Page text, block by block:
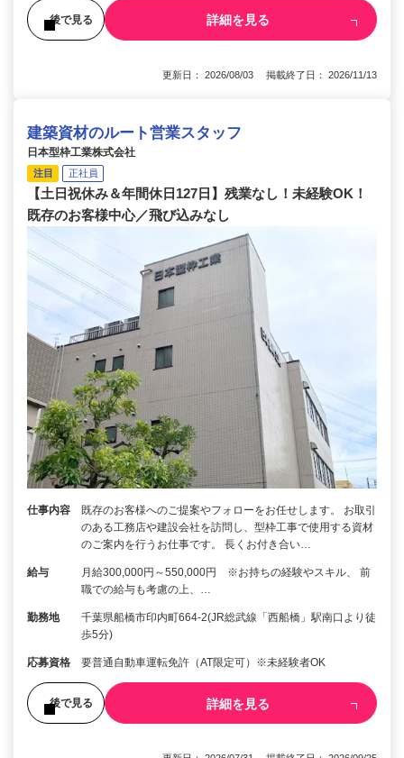
後で見る 詳細を見る
更新日： 2026/08/03 掲載終了日： 2026/11/13
建築資材のルート営業スタッフ
日本型枠工業株式会社
注目 正社員
【土日祝休み＆年間休日127日】残業なし！未経験OK！
既存のお客様中心／飛び込みなし
仕事内容
既存のお客様へのご提案やフォローをお任せします。 お取引
のある工務店や建設会社を訪問し、型枠工事で使用する資材
のご案内を行うお仕事です。 長くお付き合い…
給与
月給300,000円～550,000円 ※お持ちの経験やスキル、 前
職での給与も考慮の上、…
勤務地
千葉県船橋市印内町664-2(JR総武線「西船橋」駅南口より徒
歩5分)
応募資格 要普通自動車運転免許（AT限定可）※未経験者OK
後で見る 詳細を見る